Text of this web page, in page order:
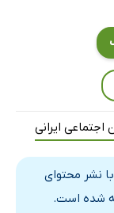
ایرانی
نشر محتوای
شده است.